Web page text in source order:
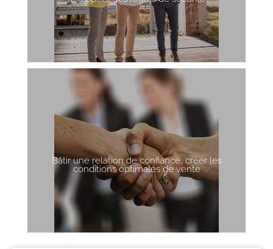
Bâtir une relation de confiance, créer les
conditions optimales de vente